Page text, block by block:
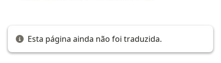
Esta página ainda não foi traduzida.